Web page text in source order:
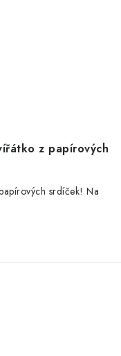
z papírových
srdíček! Na